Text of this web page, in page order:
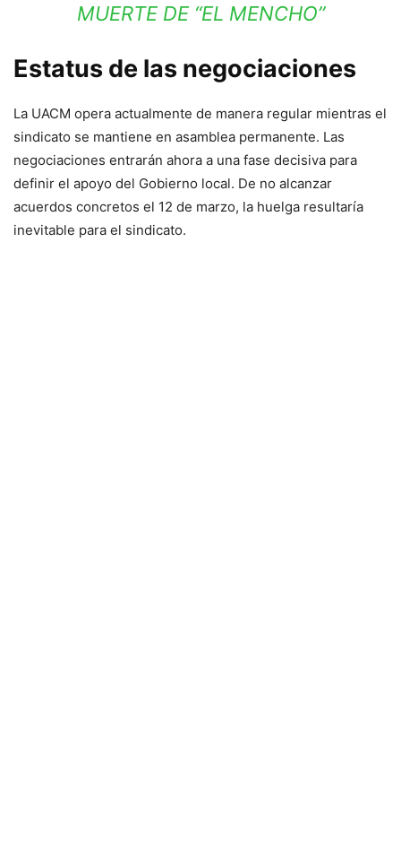
MUERTE DE “EL MENCHO”
Estatus de las negociaciones
La UACM opera actualmente de manera regular mientras el
sindicato se mantiene en asamblea permanente. Las
negociaciones entrarán ahora a una fase decisiva para
definir el apoyo del Gobierno local. De no alcanzar
acuerdos concretos el 12 de marzo, la huelga resultaría
inevitable para el sindicato.